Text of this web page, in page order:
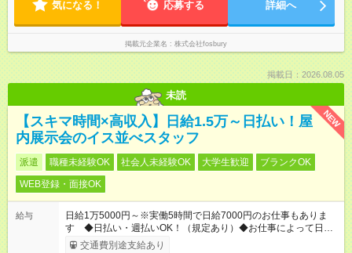
気になる！ 応募する 詳細へ
掲載元企業名 株式会社fosbury
掲載日：2026.08.05
未読
NEW
【スキマ時間×高収入】日給1.5万～日払い！屋
内展示会のイス並べスタッフ
派遣 職種未経験OK 社会人未経験OK 大学生歓迎
ブランクOK
WEB登録・面接OK
給与
日給1万5000円～※実働5時間で日給7000円のお仕事もありま
す ◆日払い・週払いOK！（規定あり）◆お仕事によって日給も
異なります
交通費別途支給あり